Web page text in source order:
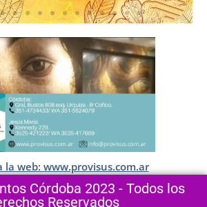
la web: www.provisus.com.ar
Córdoba 2023 - Todos los
Reservados